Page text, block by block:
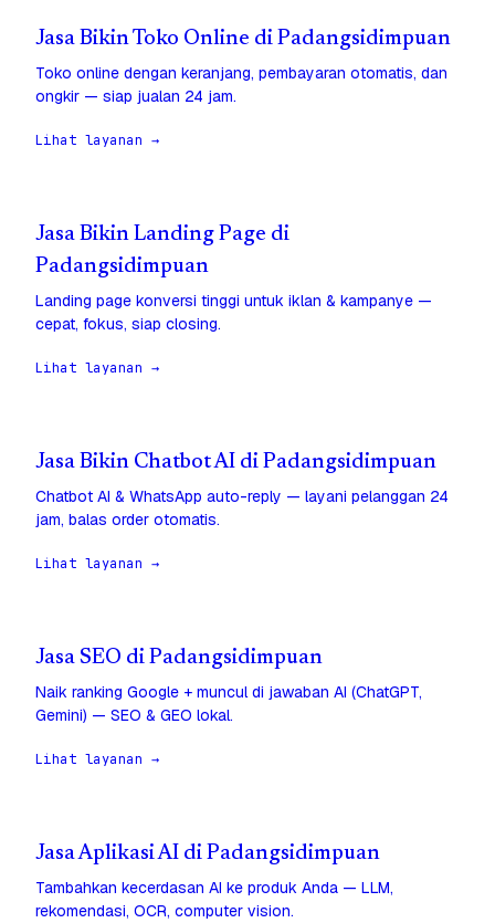
Jasa Bikin Toko Online di Padangsidimpuan
Toko online dengan keranjang, pembayaran otomatis, dan
ongkir — siap jualan 24 jam.
Lihat layanan →
Jasa Bikin Landing Page di
Padangsidimpuan
Landing page konversi tinggi untuk iklan & kampanye —
cepat, fokus, siap closing.
Lihat layanan →
Jasa Bikin Chatbot AI di Padangsidimpuan
Chatbot AI & WhatsApp auto-reply — layani pelanggan 24
jam, balas order otomatis.
Lihat layanan →
Jasa SEO di Padangsidimpuan
Naik ranking Google + muncul di jawaban AI (ChatGPT,
Gemini) — SEO & GEO lokal.
Lihat layanan →
Jasa Aplikasi AI di Padangsidimpuan
Tambahkan kecerdasan AI ke produk Anda — LLM,
rekomendasi, OCR, computer vision.